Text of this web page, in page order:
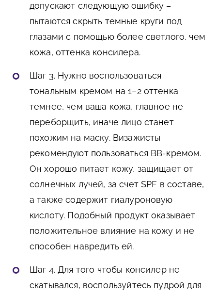
допускают следующую ошибку –
пытаются скрыть темные круги под
глазами с помощью более светлого, чем
кожа, оттенка консилера.
Шаг 3. Нужно воспользоваться
тональным кремом на 1–2 оттенка
темнее, чем ваша кожа, главное не
переборщить, иначе лицо станет
похожим на маску. Визажисты
рекомендуют пользоваться ВВ-кремом.
Он хорошо питает кожу, защищает от
солнечных лучей, за счет SPF в составе,
а также содержит гиалуроновую
кислоту. Подобный продукт оказывает
положительное влияние на кожу и не
способен навредить ей.
Шаг 4. Для того чтобы консилер не
скатывался, воспользуйтесь пудрой для